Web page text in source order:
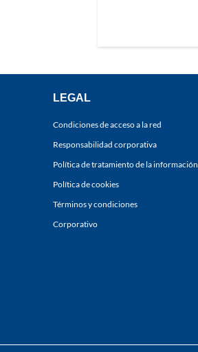
LEGAL
Condiciones de acceso a la red
Responsabilidad corporativa
Política de tratamiento de la información
Política de cookies
Términos y condiciones
Corporativo